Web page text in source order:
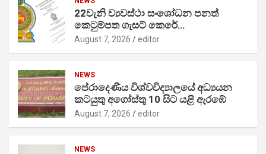
22වැනි ව්‍යවස්ථා සංශෝධන පනත්
කෙටුම්පත ගැසට් කෙරේ…
August 7, 2026 editor
NEWS
පේරාදෙණිය විශ්වවිද්‍යාලයේ අධ්‍යයන
කටයුතු අගෝස්තු 10 සිට යළි ඇරඹේ
August 7, 2026 editor
NEWS